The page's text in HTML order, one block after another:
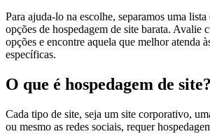
Para ajuda-lo na escolhe, separamos uma
opções de hospedagem de site barata. Avalie
opções e encontre aquela que melhor atenda
específicas.
O que é hospedagem de site?
Cada tipo de site, seja um site corporativo,
ou mesmo as redes sociais, requer